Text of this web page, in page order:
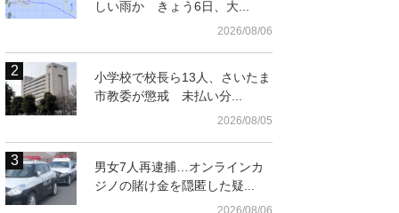
しい雨か きょう6日、大...
2026/08/06
小学校で校長ら13人、さいたま
市教委が懲戒 未払い分...
2026/08/05
男女7人再逮捕…オンラインカ
ジノの賭け金を隠匿した疑...
2026/08/06